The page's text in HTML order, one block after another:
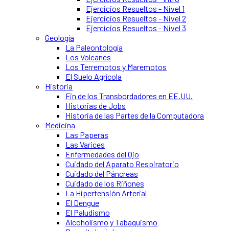
Ejercicios Resueltos - Nivel 1
Ejercicios Resueltos - Nivel 2
Ejercicios Resueltos - Nivel 3
Geología
La Paleontología
Los Volcanes
Los Terremotos y Maremotos
El Suelo Agrícola
Historia
Fin de los Transbordadores en EE.UU.
Historias de Jobs
Historia de las Partes de la Computadora
Medicina
Las Paperas
Las Varices
Enfermedades del Ojo
Cuidado del Aparato Respiratorio
Cuidado del Páncreas
Cuidado de los Riñones
La Hipertensión Arterial
El Dengue
El Paludismo
Alcoholismo y Tabaquismo